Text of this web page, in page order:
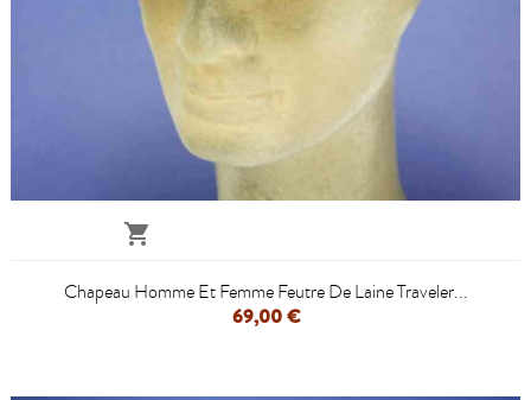

Chapeau Homme Et Femme Feutre De Laine Traveler...
69,00 €